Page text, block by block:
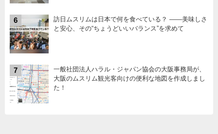
6
訪日ムスリムは日本で何を食べている？ ――美味しさ
と安心、その“ちょうどいいバランス”を求めて
7
一般社団法人ハラル・ジャパン協会の大阪事務局が、
大阪のムスリム観光客向けの便利な地図を作成しまし
た！